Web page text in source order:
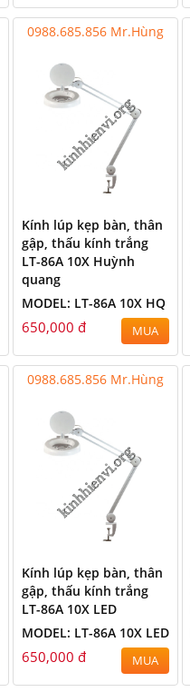
0988.685.856 Mr.Hùng
Kính lúp kẹp bàn, thân
gập, thấu kính trắng
LT-86A 10X Huỳnh
quang
MODEL: LT-86A 10X HQ
650,000 đ MUA
0988.685.856 Mr.Hùng
Kính lúp kẹp bàn, thân
gập, thấu kính trắng
LT-86A 10X LED
MODEL: LT-86A 10X LED
650,000 đ MUA